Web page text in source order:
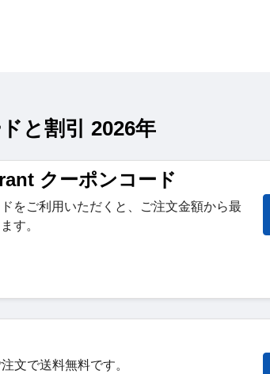
と割引 2026年
クーポンコード
をご利用いただくと、ご注文金額から最
す。
文で送料無料です。